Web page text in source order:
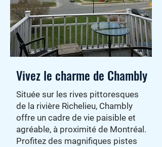
Vivez le charme de Chambly
Située sur les rives pittoresques
de la rivière Richelieu, Chambly
offre un cadre de vie paisible et
agréable, à proximité de Montréal.
Profitez des magnifiques pistes